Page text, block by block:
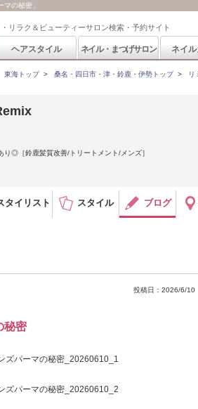
の秘密」
リラク＆ビューティーサロン検索・予約サイト
ヘアスタイル ネイル・まつげサロン ネイ
東海トップ> 桑名・四日市・津・鈴鹿・伊勢トップ> リ
り◎［鈴鹿髪質改善/トリートメント/メンズ］
タイリスト スタイル ブログ
投稿日：2026/6/10
秘密